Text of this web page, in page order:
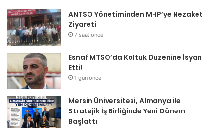
ANTSO Yönetiminden MHP’ye Nezaket
Ziyareti
7 saat önce
Esnaf MTSO’da Koltuk Düzenine İsyan
Etti!
1 gün önce
Mersin Üniversitesi, Almanya ile
Stratejik İş Birliğinde Yeni Dönem
Başlattı